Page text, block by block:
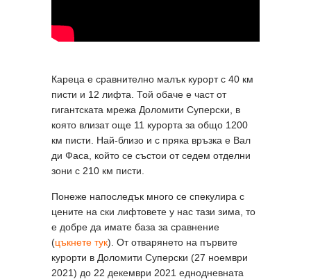
Кареца е сравнително малък курорт с 40 км
писти и 12 лифта. Той обаче е част от
гигантската мрежа Доломити Суперски, в
която влизат още 11 курорта за общо 1200
км писти. Най-близо и с пряка връзка е Вал
ди Фаса, който се състои от седем отделни
зони с 210 км писти.
Понеже напоследък много се спекулира с
цените на ски лифтовете у нас тази зима, то
е добре да имате база за сравнение
(цъкнете тук). От отварянето на първите
курорти в Доломити Суперски (27 ноември
2021) до 22 декември 2021 еднодневната